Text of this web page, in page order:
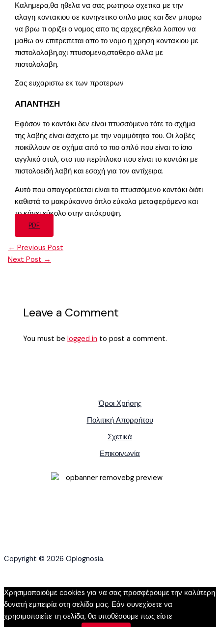
Καλημερα,θα ηθελα να σας ρωτησω σχετικα με την
αλαγη κοντακιου σε κυνηγετικο οπλο μιας και δεν μπορω
να βρω τι οριζει ο νομος απο τις αρχες,ηθελα λοιπον να
μαθω αν επιτρεπεται απο το νομο η χρηση κοντακιου με
πιστολολαβη,οχι πτυσομενο,σταθερο αλλα με
πιστολολαβη.
Σας ευχαριστω εκ των προτερων
ΑΠΑΝΤΗΣΗ
Εφόσον το κοντάκι δεν είναι πτυσσόμενο τότε το σχήμα
της λαβής είναι άσχετο με την νομιμότητα του. Οι λαβές
ποικίλλουν σε σχήμα από το πιο απλό που είναι το ίσιο
αγγλικό στυλ, στο πιο περίπλοκο που είναι το κοντάκι με
πιστολοειδή λαβή και εσοχή για τον αντίχειρα.
Αυτό που απαγορεύεται είναι το πτυσσόμενο κοντάκι διότι
καθιστά το μακρύκαννο όπλο εύκολα μεταφερόμενο και
το κάνει εύκολο στην απόκρυψη.
PDF
← Previous Post
Next Post →
Leave a Comment
You must belogged in to post a comment.
Όροι Χρήσης
Πολιτική Απορρήτου
Σχετικά
Επικοινωνία
Copyright © 2026 Oplognosia.
Χρησιμοποιούμε cookies για να σας προσφέρουμε την καλύτερη
δυνατή εμπειρία στη σελίδα μας. Εάν συνεχίσετε να
χρησιμοποιείτε τη σελίδα, θα υποθέσουμε πως είστε